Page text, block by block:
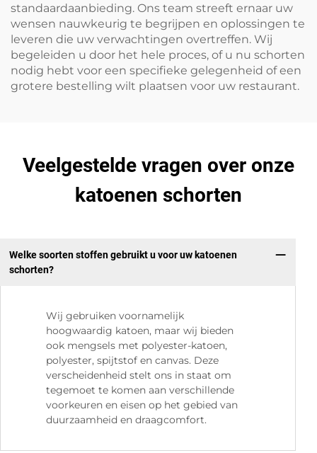
standaardaanbieding. Ons team streeft ernaar uw
wensen nauwkeurig te begrijpen en oplossingen te
leveren die uw verwachtingen overtreffen. Wij
begeleiden u door het hele proces, of u nu schorten
nodig hebt voor een specifieke gelegenheid of een
grotere bestelling wilt plaatsen voor uw restaurant.
Veelgestelde vragen over onze
katoenen schorten
Welke soorten stoffen gebruikt u voor uw katoenen
schorten?
Wij gebruiken voornamelijk
hoogwaardig katoen, maar wij bieden
ook mengsels met polyester-katoen,
polyester, spijtstof en canvas. Deze
verscheidenheid stelt ons in staat om
tegemoet te komen aan verschillende
voorkeuren en eisen op het gebied van
duurzaamheid en draagcomfort.